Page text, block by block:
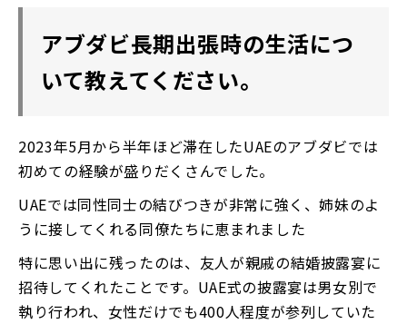
アブダビ長期出張時の生活につ
いて教えてください。
2023年5月から半年ほど滞在したUAEのアブダビでは
初めての経験が盛りだくさんでした。
UAEでは同性同士の結びつきが非常に強く、姉妹のよ
うに接してくれる同僚たちに恵まれました
特に思い出に残ったのは、友人が親戚の結婚披露宴に
招待してくれたことです。UAE式の披露宴は男女別で
執り行われ、女性だけでも400人程度が参列していた